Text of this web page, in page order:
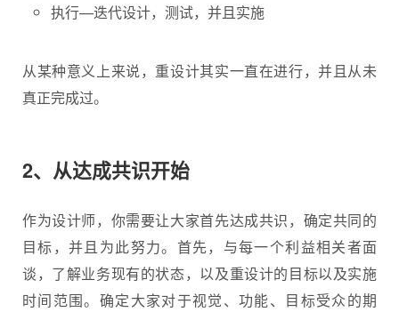
执行—迭代设计，测试，并且实施
从某种意义上来说，重设计其实一直在进行，并且从未
真正完成过。
2、从达成共识开始
作为设计师，你需要让大家首先达成共识，确定共同的
目标，并且为此努力。首先，与每一个利益相关者面
谈，了解业务现有的状态，以及重设计的目标以及实施
时间范围。确定大家对于视觉、功能、目标受众的期